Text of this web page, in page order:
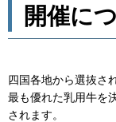
開催に
四国各地から選抜さ
最も優れた乳用牛を
されます。